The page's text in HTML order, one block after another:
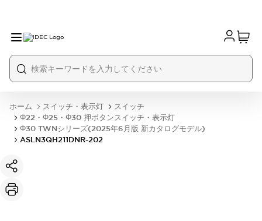
ホーム スイッチ・表示灯
スイッチ
Φ22・Φ25・Φ30 押ボタンスイッチ・表示灯
Φ30 TWNシリーズ(2025年6月版 新カタログモデル)
ASLN3QH211DNR-202